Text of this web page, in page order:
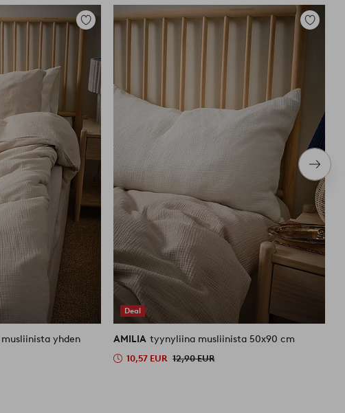
Lisää
yhden
Deal
Lisää
AMILIA tyynyliina musliinista 50x90 cm
10,57 EUR 12,90 EUR
tuote